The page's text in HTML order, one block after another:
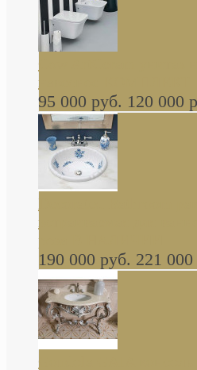
навесное КОМПЛЕКТ
95 000 руб. 120 000
Decorated Bathroom
встраиваемая для
роза В НАЛИЧИИ
190 000 руб. 221 000